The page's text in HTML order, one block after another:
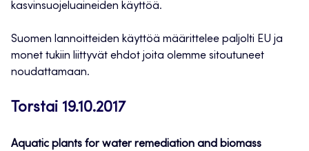
kasvinsuojeluaineiden käyttöä.
Suomen lannoitteiden käyttöä määrittelee paljolti EU ja
monet tukiin liittyvät ehdot joita olemme sitoutuneet
noudattamaan.
Torstai 19.10.2017
Aquatic plants for water remediation and biomass